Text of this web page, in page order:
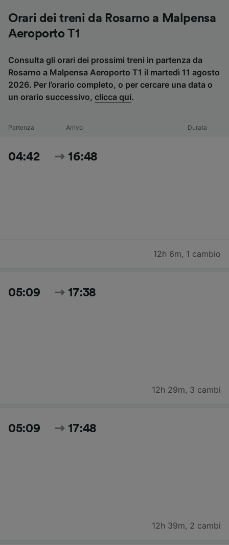
Orari dei treni da Rosarno a Malpensa
Aeroporto T1
Consulta gli orari dei prossimi treni in partenza da
Rosarno a Malpensa Aeroporto T1 il martedì 11 agosto
2026. Per l’orario completo, o per cercare una data o
un orario successivo, clicca qui.
Partenza Arrivo Durata
04:42 16:48
12h 6m, 1 cambio
05:09 17:38
12h 29m, 3 cambi
05:09 17:48
12h 39m, 2 cambi